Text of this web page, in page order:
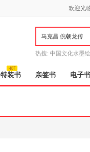
欢迎光
热搜: 中国文化水墨
特装书 亲签书 电子书